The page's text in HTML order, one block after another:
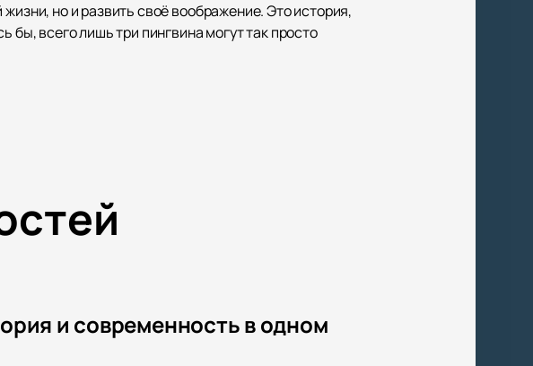
но и развить своё воображение. Это история,
всего лишь три пингвина могут так просто
и современность в одном